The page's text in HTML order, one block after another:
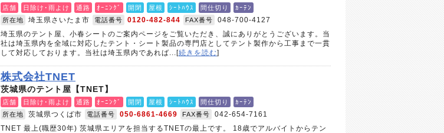
店舗 日除け･雨よけ 通路 ｵｰﾆﾝｸﾞ 開閉 屋根 ｼｰﾄﾊｳｽ 間仕切り
ｶｰﾃﾝ
所在地
埼玉県さいたま市 電話番号 0120-482-844 FAX番号
048-700-4127
埼玉県のテント屋、小春シートのご案内ページをご覧いただき、誠にありがとうございます。当
社は埼玉県内を全域に対応したテント・シート製品の専門店としてテント製作から工事まで一貫
して対応しております。当社は埼玉県内であれば...[続きを読む]
株式会社TNET
茨城県のテント屋【TNET】
店舗 日除け･雨よけ 通路 ｵｰﾆﾝｸﾞ 開閉 屋根 ｼｰﾄﾊｳｽ 間仕切り
ｶｰﾃﾝ
所在地
茨城県つくば市 電話番号 050-6861-4669 FAX番号
042-654-7161
TNET 最上(職歴30年) 茨城県エリアを担当するTNETの最上です。 18歳でアルバイトからテン